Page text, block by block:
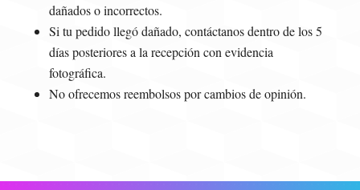
dañados o incorrectos.
Si tu pedido llegó dañado, contáctanos dentro de los 5
días posteriores a la recepción con evidencia
fotográfica.
No ofrecemos reembolsos por cambios de opinión.